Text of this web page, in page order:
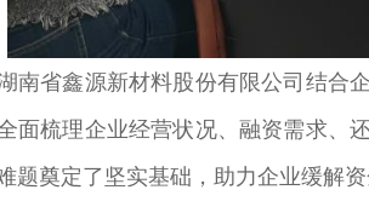
省鑫源新材料股份有限公司结合企
面梳理企业经营状况、融资需求、
题奠定了坚实基础，助力企业缓解